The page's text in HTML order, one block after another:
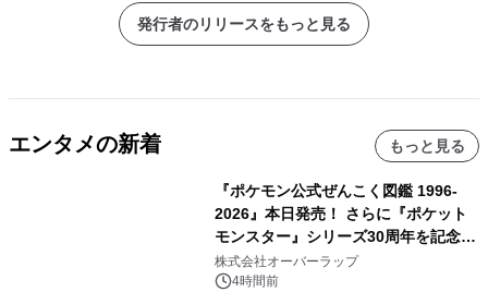
発行者のリリースをもっと見る
エンタメの新着 もっと見る
『ポケモン公式ぜんこく図鑑 1996-
2026』本日発売！ さらに『ポケット
モンスター』シリーズ30周年を記念し
た画集『ポケットモンスター ビジュア
ルアートブック』の発売決定！ 2026
株式会社オーバーラップ
4時間前